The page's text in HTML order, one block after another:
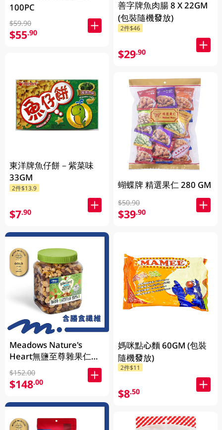
100PC
$59.90
$55.90
東洋牌魚仔餅－紫菜味
33GM
2件$13.9
$7.90
Meadows Nature's
Heart無鹽至尊雜果仁
1KG (包裝隨機發放)
$152.00
$148.00
善字牌魚肉腸 8 X 22GM
(包裝隨機發放)
2件$46
$29.90
蝴蝶牌 精選果仁 280 GM
$50.90
$39.90
媽咪點心麵 60GM (包裝
隨機發放)
2件$11
$8.50